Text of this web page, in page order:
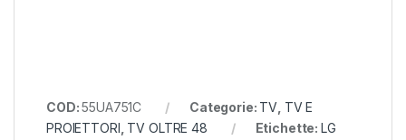
COD:55UA751C Categorie: TV TV E
PROIETTORI TV OLTRE 48 Etichette: LG